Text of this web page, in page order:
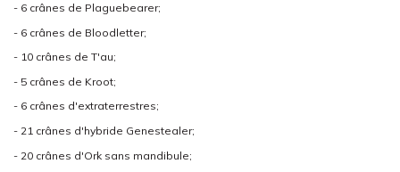
- 6 crânes de Plaguebearer;
- 6 crânes de Bloodletter;
- 10 crânes de T'au;
- 5 crânes de Kroot;
- 6 crânes d'extraterrestres;
- 21 crânes d'hybride Genestealer;
- 20 crânes d'Ork sans mandibule;